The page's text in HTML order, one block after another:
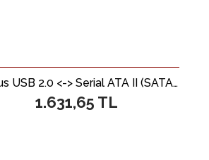
Digitus USB 2.0 <-> Serial ATA II (SATA II) Adaptörü
1.631,65 TL